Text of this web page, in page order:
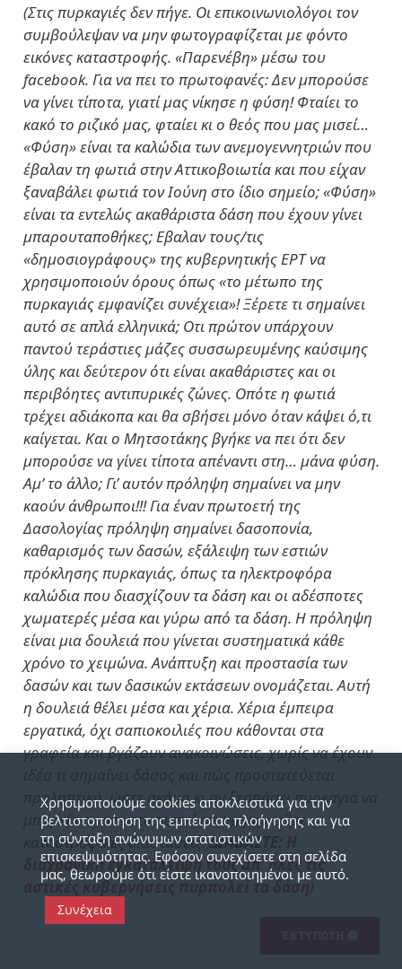
(Στις πυρκαγιές δεν πήγε. Οι επικοινωνιολόγοι τον
συμβούλεψαν να μην φωτογραφίζεται με φόντο
εικόνες καταστροφής. «Παρενέβη» μέσω του
facebook. Για να πει το πρωτοφανές: Δεν μπορούσε
να γίνει τίποτα, γιατί μας νίκησε η φύση! Φταίει το
κακό το ριζικό μας, φταίει κι ο θεός που μας μισεί…
«Φύση» είναι τα καλώδια των ανεμογεννητριών που
έβαλαν τη φωτιά στην Αττικοβοιωτία και που είχαν
ξαναβάλει φωτιά τον Ιούνη στο ίδιο σημείο; «Φύση»
είναι τα εντελώς ακαθάριστα δάση που έχουν γίνει
μπαρουταποθήκες; Εβαλαν τους/τις
«δημοσιογράφους» της κυβερνητικής ΕΡΤ να
χρησιμοποιούν όρους όπως «το μέτωπο της
πυρκαγιάς εμφανίζει συνέχεια»! Ξέρετε τι σημαίνει
αυτό σε απλά ελληνικά; Οτι πρώτον υπάρχουν
παντού τεράστιες μάζες συσσωρευμένης καύσιμης
ύλης και δεύτερον ότι είναι ακαθάριστες και οι
περιβόητες αντιπυρικές ζώνες. Οπότε η φωτιά
τρέχει αδιάκοπα και θα σβήσει μόνο όταν κάψει ό,τι
καίγεται. Και ο Μητσοτάκης βγήκε να πει ότι δεν
μπορούσε να γίνει τίποτα απέναντι στη… μάνα φύση.
Αμ’ το άλλο; Γι’ αυτόν πρόληψη σημαίνει να μην
καούν άνθρωποι!!! Για έναν πρωτοετή της
Δασολογίας πρόληψη σημαίνει δασοπονία,
καθαρισμός των δασών, εξάλειψη των εστιών
πρόκλησης πυρκαγιάς, όπως τα ηλεκτροφόρα
καλώδια που διασχίζουν τα δάση και οι αδέσποτες
χωματερές μέσα και γύρω από τα δάση. Η πρόληψη
είναι μια δουλειά που γίνεται συστηματικά κάθε
χρόνο το χειμώνα. Ανάπτυξη και προστασία των
δασών και των δασικών εκτάσεων ονομάζεται. Αυτή
η δουλειά θέλει μέσα και χέρια. Χέρια έμπειρα
εργατικά, όχι σαπιοκοιλιές που κάθονται στα
γραφεία και βγάζουν ανακοινώσεις, χωρίς να έχουν
προληπτικά, ώστε ακόμα κι αν ξεσπάσει πυρκαγιά να
μπορεί να αντιμετωπιστεί και να μην πάρει
καταστροφικές διαστάσεις.ΔΙΑΒΑΣΤΕ:
διαχρονική εγκατάλειψή τους απ’ όλες τις
αστικές κυβερνήσεις πυρπολεί τα δάση
Χρησιμοποιούμε cookies αποκλειστικά για την
βελτιστοποίηση της εμπειρίας πλοήγησης και για
τη σύνταξη ανώνυμων στατιστικών
επισκεψιμότητας. Εφόσον συνεχίσετε στη σελίδα
μας, θεωρούμε ότι είστε ικανοποιημένοι με αυτό.
Συνέχεια